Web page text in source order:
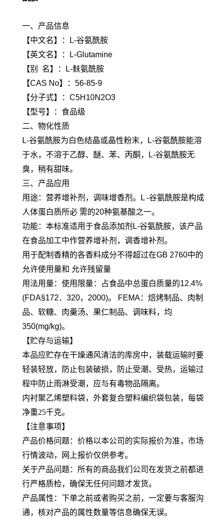
一、产品信息
【中文名】：L-谷氨酰胺
【英文名】：L-Glutamine
【别 名】：L-麸氨酰胺
【CAS No】：56-85-9
【分子式】：C5H10N2O3
【型号】：食品级
二、物化性质
L-谷氨酰胺为白色结晶或晶性粉末，L-谷氨酰胺能溶
于水，不溶于乙醇、醚、苯、丙酮，L-谷氨酰胺无
臭，稍有甜味。
三、产品应用
用途：营养增补剂，调味增香剂。L -谷氨酰胺是构成
人体蛋白质所必 需的20种氨基酸之一。
功能：本标准适用于食品添加剂L-谷氨酰胺，该产品
在食品加工中作营养增补剂，调香增补剂。
用于配制香精的各香料成分不得超过在GB 2760中的
允许使用量和 允许残留量
用法用量：使用限量：占食品中总蛋白质量的12.4%
(FDA§172．320，2000)。 FEMA：焙烤制品、肉制
品、软糖、肉羹汤、果仁制品、调味料，均
350(mg/kg)。
【贮存与运输】
本品应贮存在干燥通风清洁的库房中，装载运输时要
轻装轻放，防止包装破损，防止受潮、受热，运输过
程中防止雨淋受潮，应与有毒物品隔离。
内衬聚乙烯塑料袋，外套复合塑料编织袋包装，每袋
净重25千克。
【注意事项】
产品价格问题：价格以本公司的实际报价为准，市场
行情波动，网上报价仅供参考。
关于产品问题：所有的商品我们公司在发货之前都进
行严格质检，确保无任何问题才发货。
产品属性：下单之前或者购买之前，一定要与客服沟
通，核对产品的属性数量等信息确保无误。